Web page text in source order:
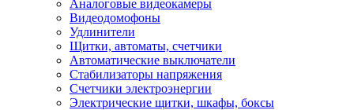
Аналоговые видеокамеры
Видеодомофоны
Удлинители
Щитки, автоматы, счетчики
Автоматические выключатели
Стабилизаторы напряжения
Счетчики электроэнергии
Электрические щитки, шкафы, боксы